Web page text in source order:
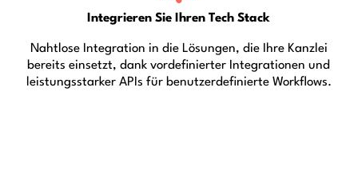
Integrieren Sie Ihren Tech Stack
Nahtlose Integration in die Lösungen, die Ihre Kanzlei
bereits einsetzt, dank vordefinierter Integrationen und
leistungsstarker APIs für benutzerdefinierte Workflows.